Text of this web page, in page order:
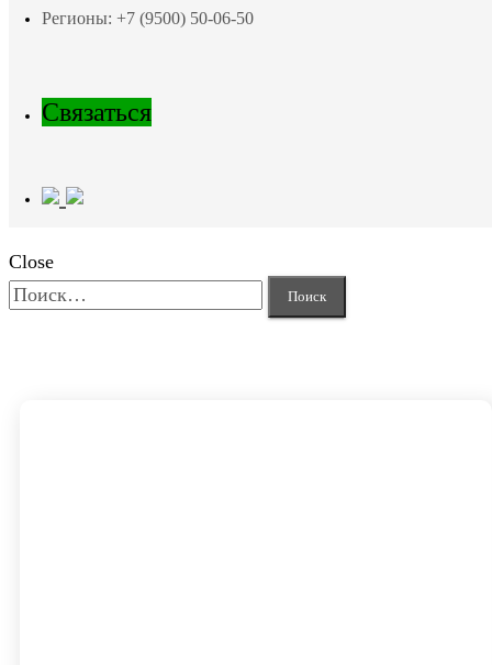
Регионы: +7 (9500) 50-06-50
Связаться
Close
Найти: